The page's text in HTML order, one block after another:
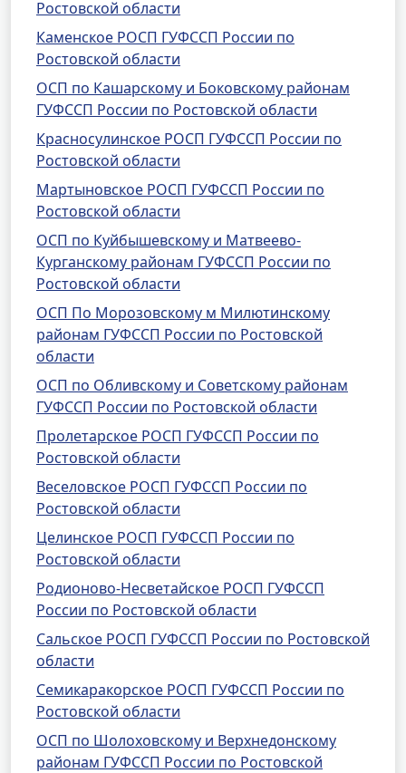
Ростовской области
Каменское РОСП ГУФССП России по
Ростовской области
ОСП по Кашарскому и Боковскому районам
ГУФССП России по Ростовской области
Красносулинское РОСП ГУФССП России по
Ростовской области
Мартыновское РОСП ГУФССП России по
Ростовской области
ОСП по Куйбышевскому и Матвеево-
Курганскому районам ГУФССП России по
Ростовской области
ОСП По Морозовскому м Милютинскому
районам ГУФССП России по Ростовской
области
ОСП по Обливскому и Советскому районам
ГУФССП России по Ростовской области
Пролетарское РОСП ГУФССП России по
Ростовской области
Веселовское РОСП ГУФССП России по
Ростовской области
Целинское РОСП ГУФССП России по
Ростовской области
Родионово-Несветайское РОСП ГУФССП
России по Ростовской области
Сальское РОСП ГУФССП России по Ростовской
области
Семикаракорское РОСП ГУФССП России по
Ростовской области
ОСП по Шолоховскому и Верхнедонскому
районам ГУФССП России по Ростовской